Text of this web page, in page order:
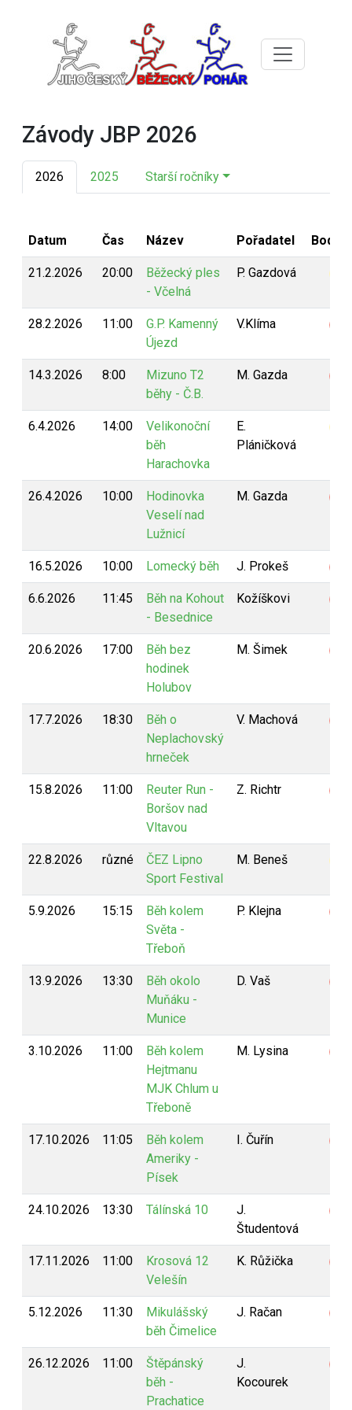
Závody JBP 2026
2026 2025 Starší ročníky
Datum Čas Název Pořadatel
21.2.2026 20:00
Běžecký ples
- Včelná
P. Gazdová
28.2.2026 11:00
G.P. Kamenný
Újezd
V.Klíma
14.3.2026 8:00
Mizuno T2
běhy - Č.B.
M. Gazda
6.4.2026 14:00
Velikonoční
běh
Harachovka
E.
Pláničková
26.4.2026 10:00
Hodinovka
Veselí nad
Lužnicí
M. Gazda
16.5.2026 10:00 Lomecký běh J. Prokeš
6.6.2026 11:45
Běh na Kohout
- Besednice
Kožíškovi
20.6.2026 17:00
Běh bez
hodinek
Holubov
M. Šimek
17.7.2026 18:30
Běh o
Neplachovský
hrneček
V. Machová
15.8.2026 11:00
Reuter Run -
Boršov nad
Vltavou
Z. Richtr
22.8.2026 různé
ČEZ Lipno
Sport Festival
M. Beneš
5.9.2026 15:15
Běh kolem
Světa -
Třeboň
P. Klejna
13.9.2026 13:30
Běh okolo
Muňáku -
Munice
D. Vaš
3.10.2026 11:00
Běh kolem
Hejtmanu
MJK Chlum u
Třeboně
M. Lysina
17.10.2026 11:05
Běh kolem
Ameriky -
Písek
I. Čuřín
24.10.2026 13:30 Tálínská 10
J.
Študentová
17.11.2026 11:00
Krosová 12
Velešín
K. Růžička
5.12.2026 11:30
Mikulášský
běh Čimelice
J. Račan
26.12.2026 11:00
Štěpánský
běh -
Prachatice
J.
Kocourek